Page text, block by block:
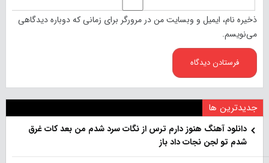
ذخیره نام، ایمیل و وبسایت من در مرورگر برای زمانی که دوباره دیدگاهی
می‌نویسم.
جدیدترین ها
دانلود آهنگ هنو‌ز دارم ترس از نگات سرد شدم من بعد کات غرق
شدم تو لجن نجات داد باز